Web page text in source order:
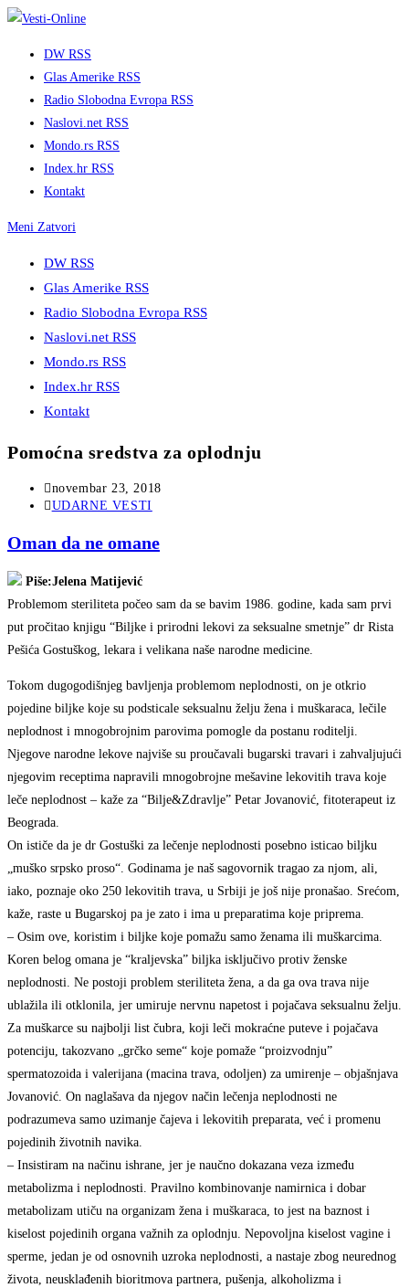
Skip
DW RSS
Glas Amerike RSS
Radio Slobodna Evropa RSS
Naslovi.net RSS
Mondo.rs RSS
Index.hr RSS
Kontakt
Meni Zatvori
DW RSS
Glas Amerike RSS
Radio Slobodna Evropa RSS
Naslovi.net RSS
Mondo.rs RSS
Index.hr RSS
Kontakt
Pomoćna sredstva za oplodnju
Post
published:
novembar 23, 2018
Post
UDARNE VESTI
Oman da ne omane
Piše:Jelena Matijević
Problemom steriliteta počeo sam da se bavim 1986. godine, kada sam prvi
put pročitao knjigu “Biljke i prirodni lekovi za seksualne smetnje” dr Rista
Pešića Gostuškog, lekara i velikana naše narodne medicine.
Tokom dugogodišnjeg bavljenja problemom neplodnosti, on je otkrio
pojedine biljke koje su podsticale seksualnu želju žena i muškaraca, lečile
neplodnost i mnogobrojnim parovima pomogle da postanu roditelji.
Njegove narodne lekove najviše su proučavali bugarski travari i zahvaljujući
njegovim receptima napravili mnogobrojne mešavine lekovitih trava koje
leče neplodnost – kaže za “Bilje&Zdravlje” Petar Jovanović, fitoterapeut iz
Beograda.
On ističe da je dr Gostuški za lečenje neplodnosti posebno isticao biljku
„muško srpsko proso“. Godinama je naš sagovornik tragao za njom, ali,
iako, poznaje oko 250 lekovitih trava, u Srbiji je još nije pronašao. Srećom,
kaže, raste u Bugarskoj pa je zato i ima u preparatima koje priprema.
– Osim ove, koristim i biljke koje pomažu samo ženama ili muškarcima.
Koren belog omana je “kraljevska” biljka isključivo protiv ženske
neplodnosti. Ne postoji problem steriliteta žena, a da ga ova trava nije
ublažila ili otklonila, jer umiruje nervnu napetost i pojačava seksualnu želju.
Za muškarce su najbolji list čubra, koji leči mokraćne puteve i pojačava
potenciju, takozvano „grčko seme“ koje pomaže “proizvodnju”
spermatozoida i valerijana (macina trava, odoljen) za umirenje – objašnjava
Jovanović. On naglašava da njegov način lečenja neplodnosti ne
podrazumeva samo uzimanje čajeva i lekovitih preparata, već i promenu
pojedinih životnih navika.
– Insistiram na načinu ishrane, jer je naučno dokazana veza između
metabolizma i neplodnosti. Pravilno kombinovanje namirnica i dobar
metabolizam utiču na organizam žena i muškaraca, to jest na baznost i
kiselost pojedinih organa važnih za oplodnju. Nepovoljna kiselost vagine i
sperme, jedan je od osnovnih uzroka neplodnosti, a nastaje zbog neurednog
života, neusklađenih bioritmova partnera, pušenja, alkoholizma i